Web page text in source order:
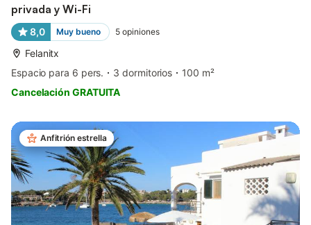
privada y Wi-Fi
8,0 Muy bueno 5 opiniones
Felanitx
Espacio para 6 pers.
3 dormitorios
100 m²
Cancelación GRATUITA
Anfitrión estrella